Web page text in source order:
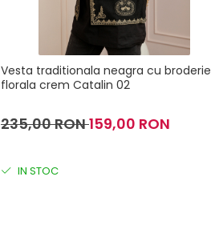
Vesta traditionala neagra cu broderie
florala crem Catalin 02
235,00 RON159,00 RON
IN STOC